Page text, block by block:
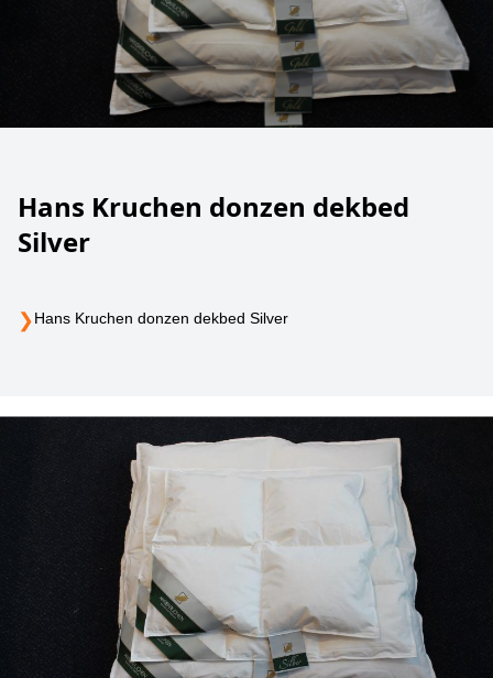
Hans Kruchen donzen dekbed
Silver
❯Hans Kruchen donzen dekbed Silver